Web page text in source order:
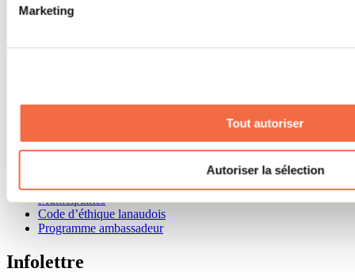
Marketing
Tout autoriser
Autoriser la sélection
Lieux événementiels
Renseignements utiles
Zone entreprises
Vivre et travailler dans Lanaudière
Banque de figurants
Municipalités
Code d’éthique lanaudois
Programme ambassadeur
Infolettre